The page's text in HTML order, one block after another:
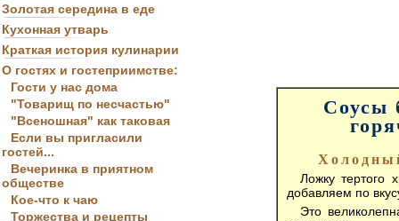
Золотая середина в еде
Кухонная утварь
Краткая история кулинарии
О гостях и гостеприимстве:
Гости у нас дома
"Товарищ по несчастью"
"Всеношная" как таковая
Если вы пригласили
гостей...
Вечеринка в приятном
обществе
Кое-что к чаю
Торжества и рецепты
Соусы
Ложку тертого
добавляем по
Это